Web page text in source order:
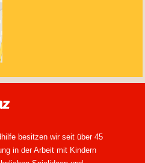
besitzen wir seit über 45
in der Arbeit mit Kindern